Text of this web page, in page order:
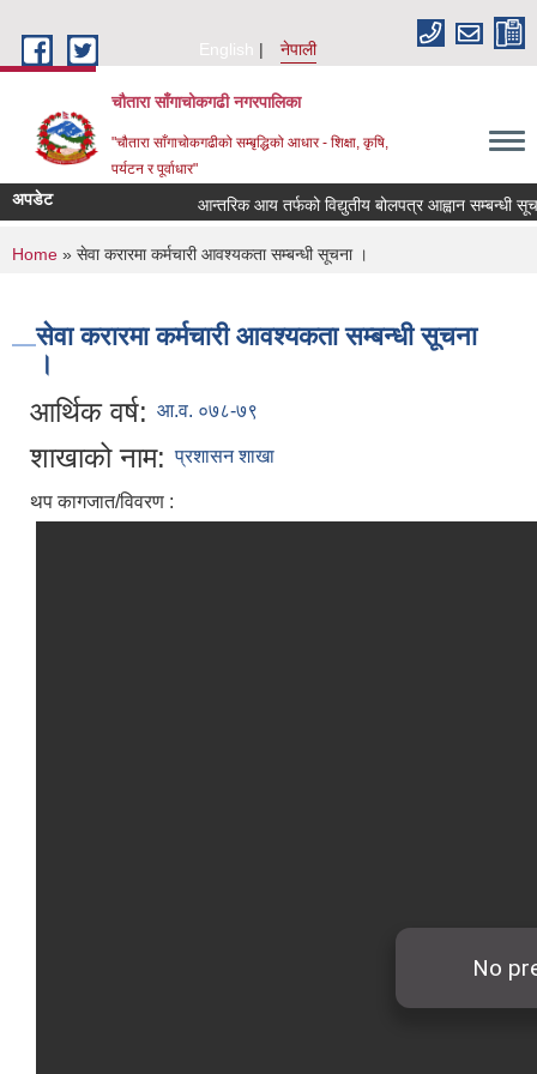
English
नेपाली
चौतारा साँगाचोकगढी नगरपालिका
"चौतारा साँगाचोकगढीको सम्बृद्धिको आधार - शिक्षा, कृषि,
पर्यटन र पूर्वाधार"
अपडेट आन्तरिक आय तर्फको विद्युतीय बोलपत्र आह्वान सम्बन्धी सूचना
You are here
Home » सेवा करारमा कर्मचारी आवश्यकता सम्बन्धी सूचना ।
सेवा करारमा कर्मचारी आवश्यकता सम्बन्धी सूचना
।
आर्थिक वर्ष: आ.व. ०७८-७९
शाखाको नाम: प्रशासन शाखा
थप कागजात/विवरण :